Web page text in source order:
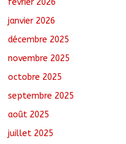
janvier 2026
décembre 2025
novembre 2025
octobre 2025
septembre 2025
août 2025
juillet 2025